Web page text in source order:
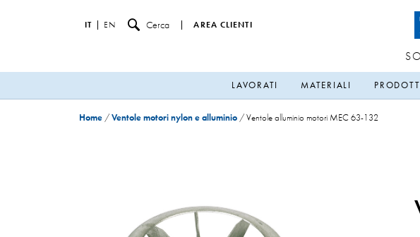
IT EN Cerca AREA CLIENTI
LAVORATI MATERIALI
Home /Ventole motori nylon e alluminio /Ventole alluminio motori MEC 63-132